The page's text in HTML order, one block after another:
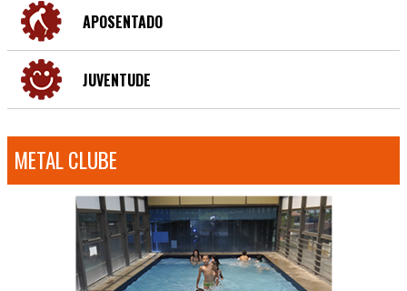
APOSENTADO
JUVENTUDE
METAL CLUBE